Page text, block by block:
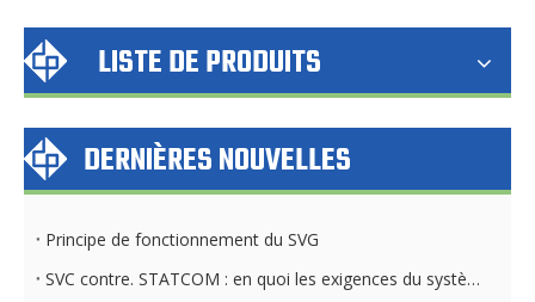
LISTE DE PRODUITS
DERNIÈRES NOUVELLES
Principe de fonctionnement du SVG
SVC contre. STATCOM : en quoi les exigences du système de refroidissement diffèrent